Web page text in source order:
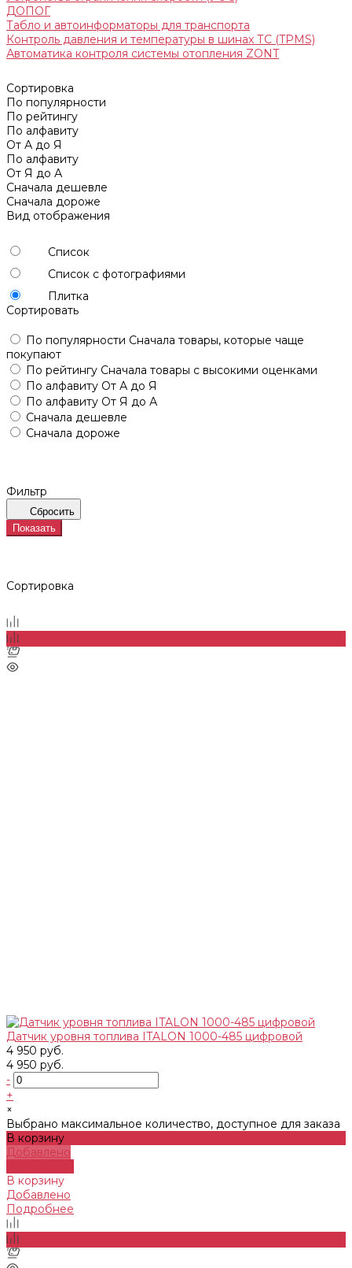
ДОПОГ
Табло и автоинформаторы для транспорта
Контроль давления и температуры в шинах ТС (TPMS)
Автоматика контроля системы отопления ZONT
Сортировка
По популярности
По рейтингу
По алфавиту
От А до Я
По алфавиту
От Я до А
Сначала дешевле
Сначала дороже
Вид отображения
Список
Список с фотографиями
Плитка
Сортировать
По популярности Сначала товары, которые чаще
покупают
По рейтингу Сначала товары с высокими оценками
По алфавиту От А до Я
По алфавиту От Я до А
Сначала дешевле
Сначала дороже
Фильтр
Сбросить
Показать
Сортировка
Датчик уровня топлива ITALON 1000-485 цифровой
4 950 руб.
4 950 руб.
-
+
×
Выбрано максимальное количество, доступное для заказа
В корзину
Добавлено
В корзину
Добавлено
Подробнее